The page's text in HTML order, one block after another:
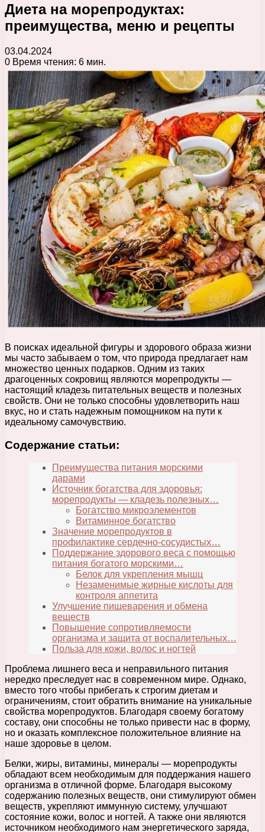
Диета на морепродуктах:
преимущества, меню и рецепты
03.04.2024
0 Время чтения: 6 мин.
В поисках идеальной фигуры и здорового образа жизни
мы часто забываем о том, что природа предлагает нам
множество ценных подарков. Одним из таких
драгоценных сокровищ являются морепродукты —
настоящий кладезь питательных веществ и полезных
свойств. Они не только способны удовлетворить наш
вкус, но и стать надежным помощником на пути к
идеальному самочувствию.
Содержание статьи:
Преимущества питания морскими
дарами
Источник богатства для здоровья:
морепродукты — кладезь полезных…
Богатство микроэлементов
Витаминное богатство
Значение морепродуктов в
профилактике сердечно-сосудистых…
Поддержание здорового веса с помощью
питания богатого морскими…
Белок для укрепления мышц
Незаменимые жирные кислоты для
контроля аппетита
Улучшение пищеварения и обмена
веществ
Повышение сопротивляемости
организма и защита от воспалительных…
Польза для кожи, волос и ногтей
Проблема лишнего веса и неправильного питания
нередко преследует нас в современном мире. Однако,
вместо того чтобы прибегать к строгим диетам и
ограничениям, стоит обратить внимание на уникальные
свойства морепродуктов. Благодаря своему богатому
составу, они способны не только привести нас в форму,
но и оказать комплексное положительное влияние на
наше здоровье в целом.
Белки, жиры, витамины, минералы — морепродукты
обладают всем необходимым для поддержания нашего
организма в отличной форме. Благодаря высокому
содержанию полезных веществ, они стимулируют обмен
веществ, укрепляют иммунную систему, улучшают
состояние кожи, волос и ногтей. А также они являются
источником необходимого нам энергетического заряда,